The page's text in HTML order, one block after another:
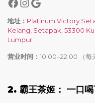
地址： Platinum Victory
Kelang, Setapak, 53300
Lumpur
营业时间： 10:00–22:00 （每
2. 霸王茶姬： 一口